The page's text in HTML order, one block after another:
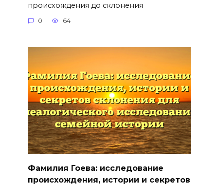
происхождения до склонения
0 64
Фамилия Гоева: исследование
происхождения, истории и секретов